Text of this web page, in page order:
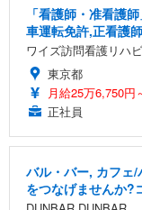
「看護師・准看護
車運転免許,正看護師
ワイズ訪問看護リハ
東京都
月給25万6,750円
正社員
バル・バー, カフェ
をつなげませんか?